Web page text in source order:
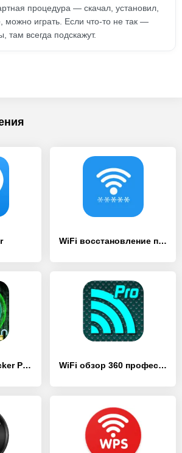
процедура — скачал, установил,
можно играть. Если что-то не так —
там всегда подскажут.
WiFi восстановление пароля
Wifi Password Hacker Prank WiFi обзор 360 профессионал